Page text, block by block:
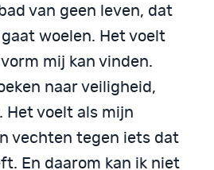
van geen leven, dat
woelen. Het voelt
mij kan vinden.
naar veiligheid,
Het voelt als mijn
vechten tegen iets dat
En daarom kan ik niet